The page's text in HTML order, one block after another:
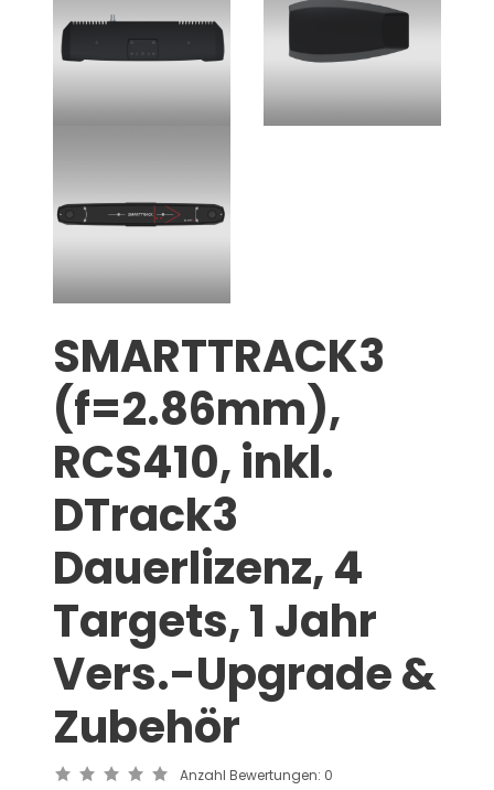
SMARTTRACK3
(f=2.86mm),
RCS410, inkl.
DTrack3
Dauerlizenz, 4
Targets, 1 Jahr
Vers.-Upgrade &
Zubehör
Anzahl Bewertungen: 0